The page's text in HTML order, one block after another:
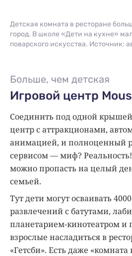
Детская комната в ресторане
город. В школе «Дети на кухне»
поварского искусства. Источник:
Больше, чем детская
Игровой центр
Соединить под одной
центр с аттракционами,
анимацией, и полноценный
сервисом — миф?
можно пропасть на целый
семьей.
Тут дети могут осваивать
развлечений с батутами,
планетарием-кинотеатром и
взрослые насладиться в
«Гетсби». Есть даже